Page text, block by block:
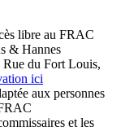
libre au FRAC
& Hannes
du Fort Louis,
ici
aux personnes
et les